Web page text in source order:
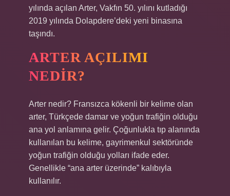
yılında açılan Arter, Vakfın 50. yılını kutladığı
2019 yılında Dolapdere’deki yeni binasına
taşındı.
ARTER AÇILIMI
NEDIR?
Arter nedir? Fransızca kökenli bir kelime olan
arter, Türkçede damar ve yoğun trafiğin olduğu
ana yol anlamına gelir. Çoğunlukla tıp alanında
kullanılan bu kelime, gayrimenkul sektöründe
yoğun trafiğin olduğu yolları ifade eder.
Genellikle “ana arter üzerinde” kalıbıyla
kullanılır.